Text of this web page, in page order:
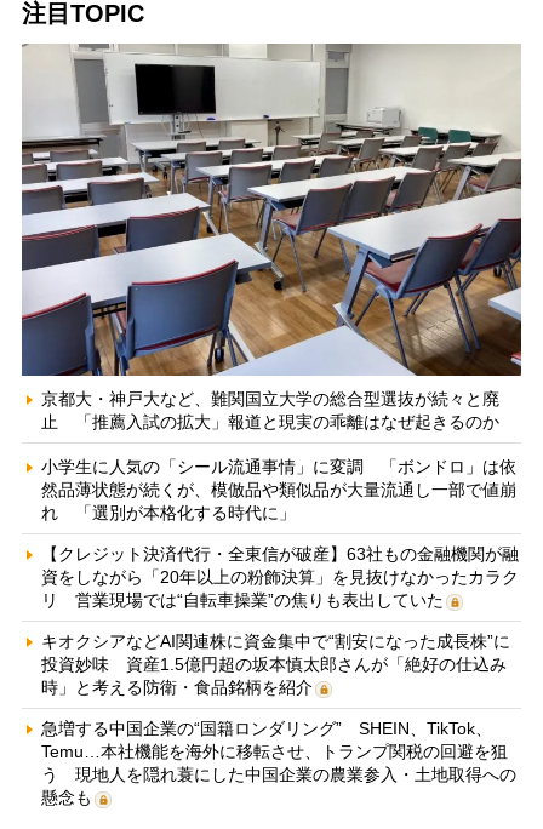
注目TOPIC
京都大・神戸大など、難関国立大学の総合型選抜が続々と廃
止 「推薦入試の拡大」報道と現実の乖離はなぜ起きるのか
小学生に人気の「シール流通事情」に変調 「ボンドロ」は依
然品薄状態が続くが、模倣品や類似品が大量流通し一部で値崩
れ 「選別が本格化する時代に」
【クレジット決済代行・全東信が破産】63社もの金融機関が融
資をしながら「20年以上の粉飾決算」を見抜けなかったカラク
リ 営業現場では“自転車操業”の焦りも表出していた
キオクシアなどAI関連株に資金集中で“割安になった成長株”に
投資妙味 資産1.5億円超の坂本慎太郎さんが「絶好の仕込み
時」と考える防衛・食品銘柄を紹介
急増する中国企業の“国籍ロンダリング” SHEIN、TikTok、
Temu…本社機能を海外に移転させ、トランプ関税の回避を狙
う 現地人を隠れ蓑にした中国企業の農業参入・土地取得への
懸念も